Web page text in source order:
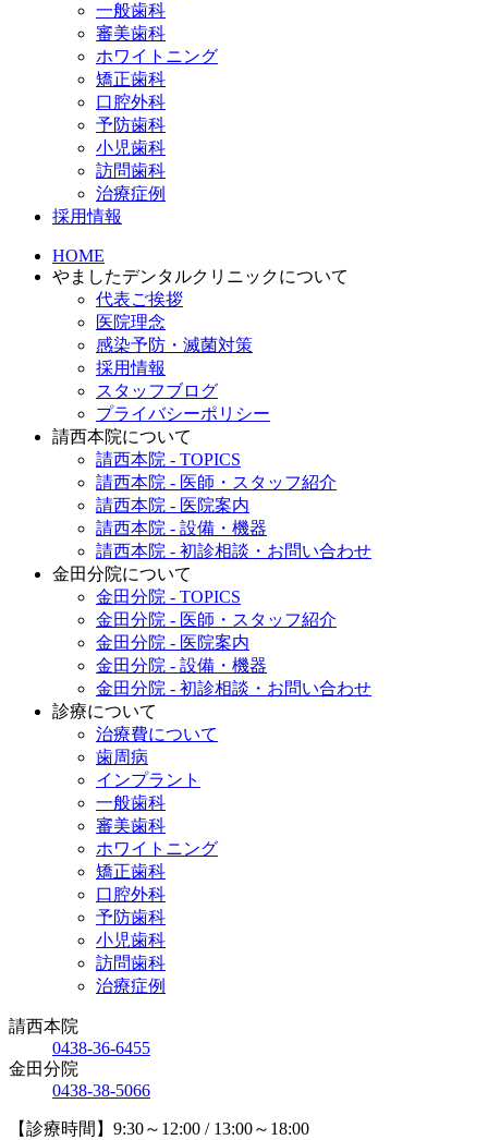
一般歯科
審美歯科
ホワイトニング
矯正歯科
口腔外科
予防歯科
小児歯科
訪問歯科
治療症例
採用情報
HOME
やましたデンタルクリニックについて
代表ご挨拶
医院理念
感染予防・滅菌対策
採用情報
スタッフブログ
プライバシーポリシー
請西本院について
請西本院 - TOPICS
請西本院 - 医師・スタッフ紹介
請西本院 - 医院案内
請西本院 - 設備・機器
請西本院 - 初診相談・お問い合わせ
金田分院について
金田分院 - TOPICS
金田分院 - 医師・スタッフ紹介
金田分院 - 医院案内
金田分院 - 設備・機器
金田分院 - 初診相談・お問い合わせ
診療について
治療費について
歯周病
インプラント
一般歯科
審美歯科
ホワイトニング
矯正歯科
口腔外科
予防歯科
小児歯科
訪問歯科
治療症例
請西本院
0438-36-6455
金田分院
0438-38-5066
【診療時間】9:30～12:00 / 13:00～18:00